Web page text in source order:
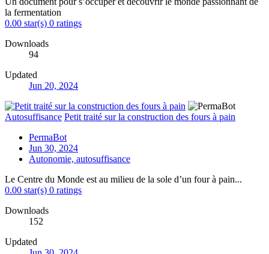
la fermentation
0.00 star(s) 0 ratings
Downloads
94
Updated
Jun 20, 2024
Autosuffisance Petit traité sur la construction des fours à pain
PermaBot
Jun 30, 2024
Autonomie, autosuffisance
Le Centre du Monde est au milieu de la sole d’un four à pain...
0.00 star(s) 0 ratings
Downloads
152
Updated